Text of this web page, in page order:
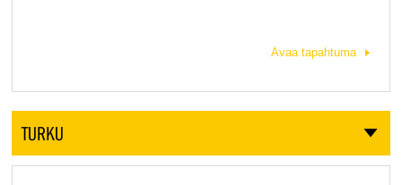
Avaa tapahtuma
TURKU